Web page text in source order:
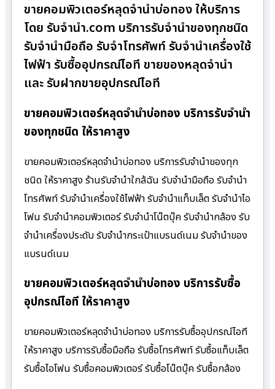
ขายคอมพิวเตอร์หลุดจำนำบ่อทอง ให้บริการ
โดย รับจํานํา.com บริการรับจำนำของทุกชนิด
รับจำนำมือถือ รับจำโทรศัพท์ รับจำนำเครื่องใช้
ไฟฟ้า รับซื้ออุปกรณ์ไอที ขายของหลุดจำนำ
และ รับฝากขายอุปกรณ์ไอที
ขายคอมพิวเตอร์หลุดจำนำบ่อทอง บริการรับจำนำ
ของทุกชนิด ให้ราคาสูง
ขายคอมพิวเตอร์หลุดจำนำบ่อทอง บริการรับจำนำของทุก
ชนิด ให้ราคาสูง ร้านรับจํานําใกล้ฉัน รับจำนำมือถือ รับจำนำ
โทรศัพท์ รับจำนำเครื่องใช้ไฟฟ้า รับจำนำแท็บเล็ต รับจำนำไอ
โฟน รับจำนำคอมพิวเตอร์ รับจำนำโน๊ตบุ๊ค รับจำนำกล้อง รับ
จำนำเครื่องประดับ รับจำนำกระเป๋าแบรนด์เนม รับจำนำของ
แบรนด์เนม
ขายคอมพิวเตอร์หลุดจำนำบ่อทอง บริการรับซื้อ
อุปกรณ์ไอที ให้ราคาสูง
ขายคอมพิวเตอร์หลุดจำนำบ่อทอง บริการรับซื้ออุปกรณ์ไอที
ให้ราคาสูง บริการรับซื้อมือถือ รับซื้อโทรศัพท์ รับซื้อแท็บเล็ต
รับซื้อไอโฟน รับซื้อคอมพิวเตอร์ รับซื้อโน๊ตบุ๊ค รับซื้อกล้อง